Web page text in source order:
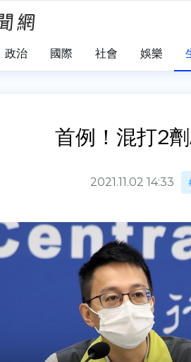
政治 國際 社會 娛樂
首例！混打2
2021.11.02 14:33